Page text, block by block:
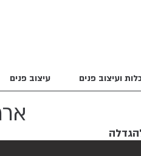
ועיצוב פנים עיצוב פנים